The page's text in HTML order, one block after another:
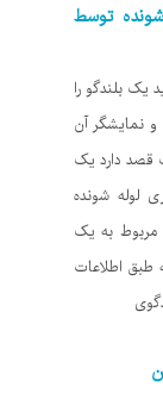
توسط
بلندگو را
نمایشگر آن
قصد دارد یک
لوله شونده
به یک
طبق اطلاعات